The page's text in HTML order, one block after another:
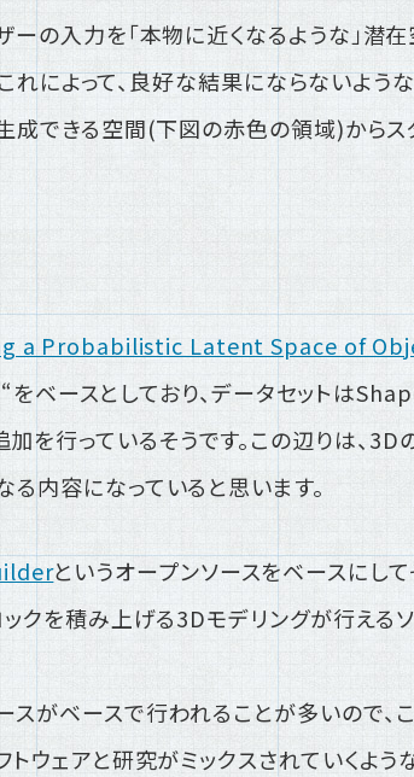
ーの入力を「本物に近くなるような」潜
れによって、良好な結果にならないよ
成できる空間(下図の赤色の領域)からス
a Probabilistic Latent Space of
“をベースとしており、データセットは
行っているそうです。この辺りは、3D
内容になっていると思います。
というオープンソースをベースにし
クを積み上げる3Dモデリングが行える
がベースで行われることが多いので、
トウェアと研究がミックスされていくよ